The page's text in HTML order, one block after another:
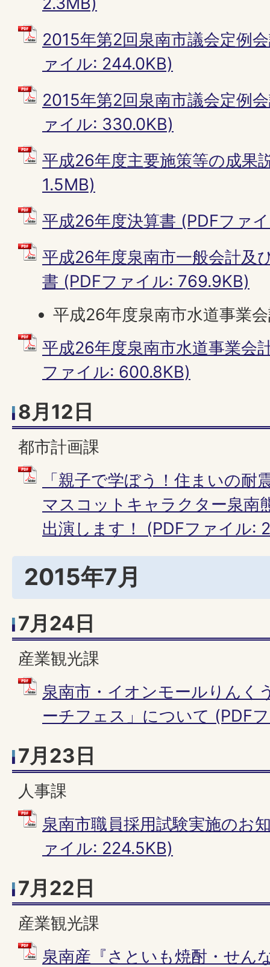
2015年第2回泉南市議会定例
ァイル: 244.0KB)
2015年第2回泉南市議会定例
ァイル: 330.0KB)
平成26年度主要施策等の成果
1.5MB)
平成26年度決算書 (PDFファ
平成26年度泉南市一般会計及
書 (PDFファイル: 769.9KB)
平成26年度泉南市水道事業
平成26年度泉南市水道事業会
ファイル: 600.8KB)
8月12日
都市計画課
「親子で学ぼう！住まいの耐
マスコットキャラクター泉南
出演します！ (PDFファイル:
2015年7月
7月24日
産業観光課
泉南市・イオンモールりんく
ーチフェス」について (PDF
7月23日
人事課
泉南市職員採用試験実施のお
ァイル: 224.5KB)
7月22日
産業観光課
泉南産『さといも焼酎・せん